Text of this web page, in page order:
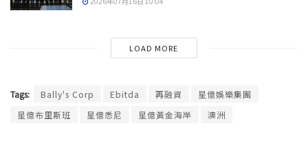
LOAD MORE
Tags: Bally's Corp Ebitda 再融資
星億娛樂集團
星億布里斯班
星億悉尼 星億黃金海岸 澳洲